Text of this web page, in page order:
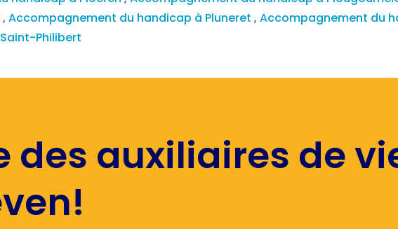
,Accompagnement du handicap à Pluneret,Accompagnement du
Philibert
des auxiliaires de